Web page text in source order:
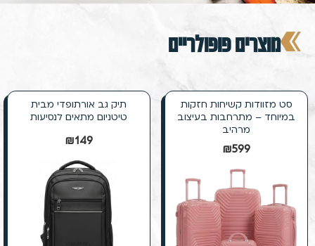
מוצרים פופולריים
סט מזוודות קשיחות חזקות
במיוחד – מתרחבות בעיצוב
מרהיב
₪599
תיק גב אורתופדי מבית
טיטניום מתאים לנסיעות
₪149